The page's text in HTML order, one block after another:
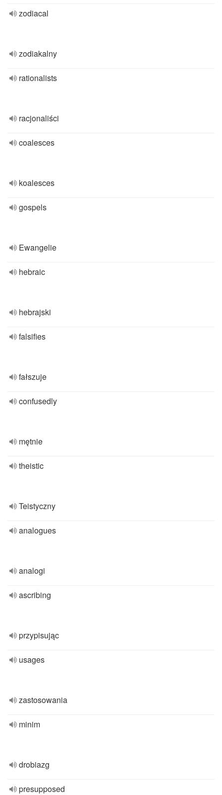
zodiacal
zodiakalny
rationalists
racjonaliści
coalesces
koalesces
gospels
Ewangelie
hebraic
hebrajski
falsifies
fałszuje
confusedly
mętnie
theistic
Teistyczny
analogues
analogi
ascribing
przypisując
usages
zastosowania
minim
drobiazg
presupposed